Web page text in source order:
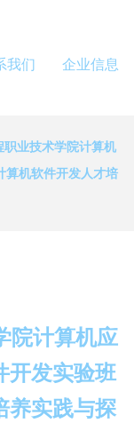
我们 企业信息
业技术学院计算机
机软件开发人才培
院计算机应
开发实验班
实践与探